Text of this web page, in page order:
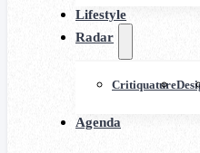
Lifestyle
Radar
Critiquature
Agenda